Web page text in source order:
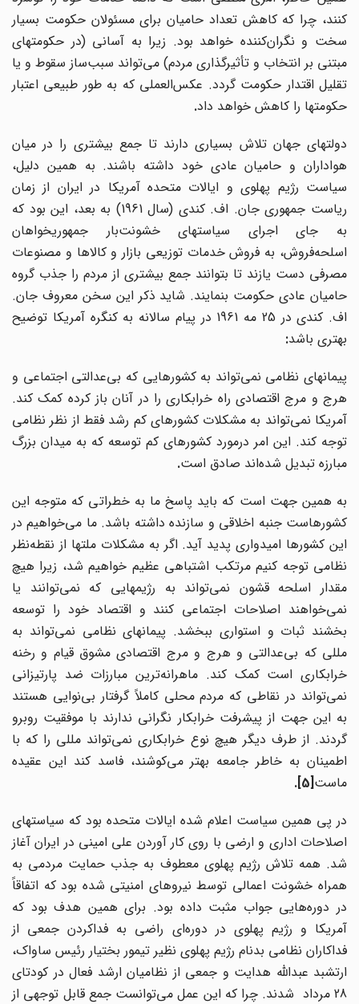
‌کنند، چرا که کاهش تعداد حامیان برای مسئولان حکومت بسیار
سخت و نگرانکننده خواهد بود. زیرا به آسانی (در حکومتهای
مبتنی بر انتخاب و تأثیرگذاری مردم) می‌تواند سبب‌ساز سقوط و یا
تقلیل اقتدار حکومت گردد. عکس‌العملی که به طور طبیعی اعتبار
حکومتها را کاهش خواهد داد.
دولتهای جهان تلاش بسیاری دارند تا جمع بیشتری را در میان
هواداران و حامیان عادی خود داشته باشند. به همین دلیل،
سیاست رژیم پهلوی و ایالات متحده آمریکا در ایران از زمان
ریاست جمهوری جان. اف. کندی (سال 1961) به بعد، این بود که
به جای اجرای سیاستهای خشونت‌بار جمهوریخواهان
اسلحهفروش، به فروش خدمات توزیعی بازار و کالاها و مصنوعات
مصرفی دست یازند تا بتوانند جمع بیشتری از مردم را جذب گروه
حامیان عادی حکومت بنمایند. شاید ذکر این سخن معروف جان.
اف. کندی در 25 مه 1961 در پیام سالانه به کنگره آمریکا توضیح
بهتری باشد:
پیمانهای نظامی نمی‌تواند به کشورهایی که بی‌عدالتی اجتماعی و
هرج و مرج اقتصادی راه خرابکاری را در آنان باز کرده کمک کند.
آمریکا نمی‌تواند به مشکلات کشورهای کم رشد فقط از نظر نظامی
توجه کند. این امر درمورد کشورهای کم توسعه که به میدان بزرگ
مبارزه تبدیل شده‌اند صادق است.
به همین جهت است که باید پاسخ ما به خطراتی که متوجه این
کشورهاست جنبه اخلاقی و سازنده داشته باشد. ما می‌خواهیم در
این کشورها امیدواری پدید آید. اگر به مشکلات ملتها از نقطه‌نظر
نظامی توجه کنیم مرتکب اشتباهی عظیم خواهیم شد، زیرا هیچ
مقدار اسلحه قشون نمی‌تواند به رژیمهایی که نمی‌توانند یا
نمی‌خواهند اصلاحات اجتماعی کنند و اقتصاد خود را توسعه
بخشند ثبات و استواری ببخشد. پیمانهای نظامی نمی‌تواند به
مللی که بی‌عدالتی و هرج و مرج اقتصادی مشوق قیام و رخنه
خرابکاری است کمک کند. ماهرانه‌ترین مبارزات ضد پارتیزانی
نمی‌تواند در نقاطی که مردم محلی کاملاً گرفتار بی‌نوایی هستند
به این جهت از پیشرفت خرابکار نگرانی ندارند با موفقیت روبرو
گردند. از طرف دیگر هیچ نوع خرابکاری نمی‌تواند مللی را که با
اطمینان به خاطر جامعه بهتر می‌کوشند، فاسد کند این عقیده
ماست.[5]
در پی همین سیاست اعلام شده ایالات متحده بود که سیاستهای
اصلاحات اداری و ارضی با روی کار آوردن علی امینی در ایران آغاز
شد. همه تلاش رژیم پهلوی معطوف به جذب حمایت مردمی به
همراه خشونت اعمالی توسط نیروهای امنیتی شده بود که اتفاقاً
در دوره‌هایی جواب مثبت داده بود. برای همین هدف بود که
آمریکا و رژیم پهلوی در دوره‌ای راضی به فداکردن جمعی از
فداکاران نظامی بدنام رژیم پهلوی نظیر تیمور بختیار رئیس ساواک،
ارتشبد عبدالله هدایت و جمعی از نظامیان ارشد فعال در کودتای
28 مرداد شدند. چرا که این عمل می‌توانست جمع قابل توجهی از